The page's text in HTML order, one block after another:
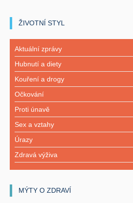
ŽIVOTNÍ STYL
Aktuální zprávy
Hubnutí a diety
Kouření a drogy
Očkování
Proti únavě
Sex a vztahy
Úrazy
Zdravá výživa
MÝTY O ZDRAVÍ